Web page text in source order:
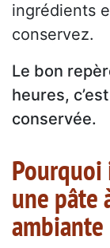
ingrédients
conservez.
Le bon
heures,
conservée.
Pourquoi
une pâte
ambiante